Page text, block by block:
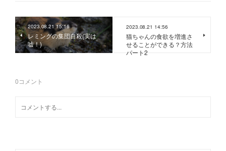
2023.08.21 15:16
レミングの集団自殺(実は
嘘！)
2023.08.21 14:56
猫ちゃんの食欲を増進さ
せることができる？方法
パート2
0コメント